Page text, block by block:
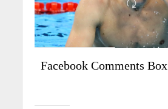
Facebook Comments Box